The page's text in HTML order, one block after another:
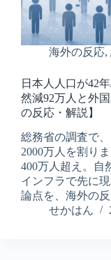
海外の反応,
日本人人口が42
然減92万人と外
の反応・解説】
総務省の調査で
2000万人を割り
400万人超え。自
インフラで先に
論点を、海外の
せかはん